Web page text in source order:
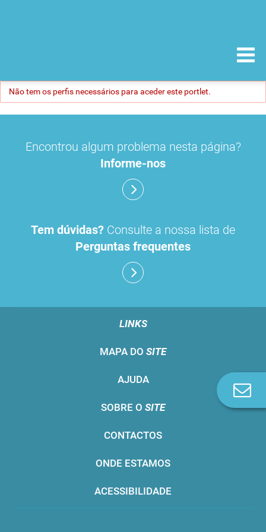
Não tem os perfis necessários para aceder este portlet.
Encontrou algum problema nesta página?
Informe-nos
Tem dúvidas? Consulte a nossa lista de
Perguntas frequentes
LINKS
MAPA DO SITE
AJUDA
SOBRE O SITE
CONTACTOS
ONDE ESTAMOS
ACESSIBILIDADE